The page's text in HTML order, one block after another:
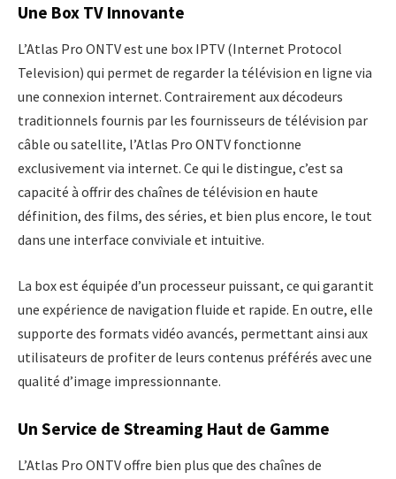
Une Box TV Innovante
L’Atlas Pro ONTV est une box IPTV (Internet Protocol
Television) qui permet de regarder la télévision en ligne via
une connexion internet. Contrairement aux décodeurs
traditionnels fournis par les fournisseurs de télévision par
câble ou satellite, l’Atlas Pro ONTV fonctionne
exclusivement via internet. Ce qui le distingue, c’est sa
capacité à offrir des chaînes de télévision en haute
définition, des films, des séries, et bien plus encore, le tout
dans une interface conviviale et intuitive.
La box est équipée d’un processeur puissant, ce qui garantit
une expérience de navigation fluide et rapide. En outre, elle
supporte des formats vidéo avancés, permettant ainsi aux
utilisateurs de profiter de leurs contenus préférés avec une
qualité d’image impressionnante.
Un Service de Streaming Haut de Gamme
L’Atlas Pro ONTV offre bien plus que des chaînes de